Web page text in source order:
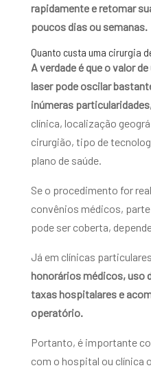
rapidamente e retomar
poucos dias ou semanas.
Quanto custa uma cirurgia
A verdade é que o valor
laser pode oscilar
inúmeras
clínica, localização
cirurgião, tipo de
plano de saúde.
Se o procedimento for
convênios médicos,
pode ser coberta,
Já em clínicas
honorários médicos, uso
taxas hospitalares e
operatório.
Portanto, é importante
com o hospital ou clínica